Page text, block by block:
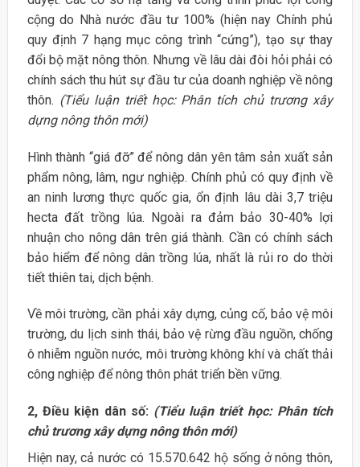
cộng do Nhà nước đầu tư 100% (hiện nay Chính phủ
quy định 7 hạng mục công trình “cứng”), tạo sự thay
đổi bộ mặt nông thôn. Nhưng về lâu dài đòi hỏi phải có
chính sách thu hút sự đầu tư của doanh nghiệp về nông
thôn. (Tiểu luận triết học: Phân tích chủ trương xây
dựng nông thôn mới)
Hình thành “giá đỡ” để nông dân yên tâm sản xuất sản
phẩm nông, lâm, ngư nghiệp. Chính phủ có quy định về
an ninh lương thực quốc gia, ổn định lâu dài 3,7 triệu
hecta đất trồng lúa. Ngoài ra đảm bảo 30-40% lợi
nhuận cho nông dân trên giá thành. Cần có chính sách
bảo hiểm để nông dân trồng lúa, nhất là rủi ro do thời
tiết thiên tai, dịch bệnh.
Về môi trường, cần phải xây dựng, củng cố, bảo vệ môi
trường, du lịch sinh thái, bảo vệ rừng đầu nguồn, chống
ô nhiễm nguồn nước, môi trường không khí và chất thải
công nghiệp để nông thôn phát triển bền vững.
2, Điều kiện dân số: (Tiểu luận triết học: Phân tích
chủ trương xây dựng nông thôn mới)
Hiện nay, cả nước có 15.570.642 hộ sống ở nông thôn,